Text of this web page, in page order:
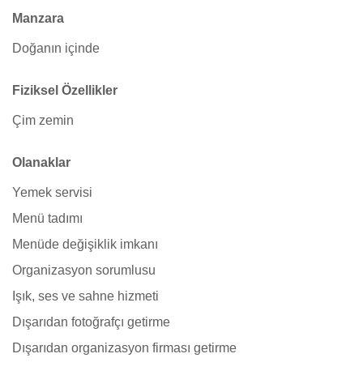
Manzara
Doğanın içinde
Fiziksel Özellikler
Çim zemin
Olanaklar
Yemek servisi
Menü tadımı
Menüde değişiklik imkanı
Organizasyon sorumlusu
Işık, ses ve sahne hizmeti
Dışarıdan fotoğrafçı getirme
Dışarıdan organizasyon firması getirme